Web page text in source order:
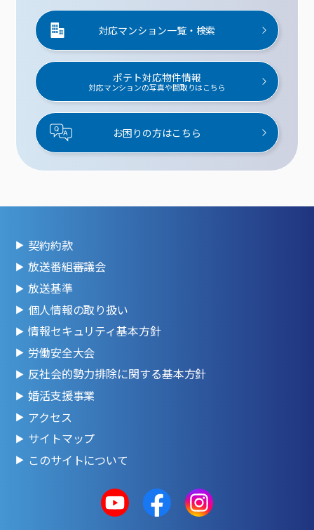
対応マンション一覧・検索
ポテト対応物件情報
対応マンションの写真や間取りはこちら
お困りの方はこちら
契約約款
放送番組審議会
放送基準
個人情報の取り扱い
情報セキュリティ基本方針
労働安全大会
反社会的勢力排除に関する基本方針
婚活支援事業
アクセス
サイトマップ
このサイトについて